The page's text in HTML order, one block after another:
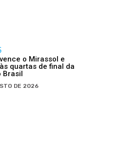
o Mirassol e
quartas de final da
Brasil
DE 2026